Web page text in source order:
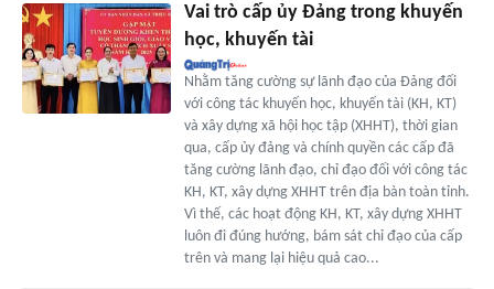
Vai trò cấp ủy Đảng trong khuyến
học, khuyến tài
Nhằm tăng cường sự lãnh đạo của Đảng đối
với công tác khuyến học, khuyến tài (KH, KT)
và xây dựng xã hội học tập (XHHT), thời gian
qua, cấp ủy đảng và chính quyền các cấp đã
tăng cường lãnh đạo, chỉ đạo đối với công tác
KH, KT, xây dựng XHHT trên địa bàn toàn tỉnh.
Vì thế, các hoạt động KH, KT, xây dựng XHHT
luôn đi đúng hướng, bám sát chỉ đạo của cấp
trên và mang lại hiệu quả cao...